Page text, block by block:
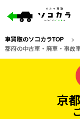
車買取のソコカラTOP >
都府の中古車・廃車・事故
の車
ソコカラの
京